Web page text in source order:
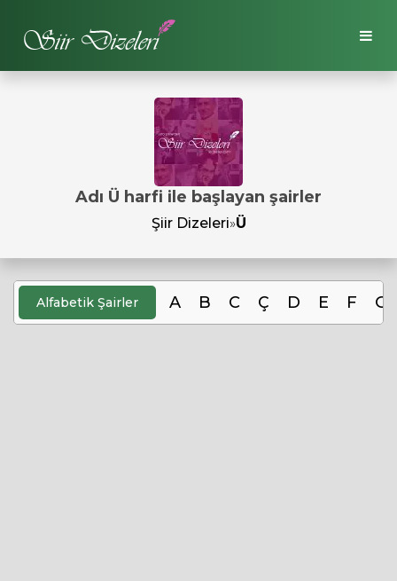
Adı Ü harfi ile başlayan şairler
Şiir Dizeleri»Ü
Alfabetik Şairler A B C Ç D E F G